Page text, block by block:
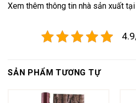
Xem thêm thông tin nhà sản xuất
SẢN PHẨM TƯƠNG TỰ